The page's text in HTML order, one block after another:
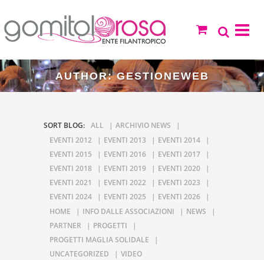
AUTHOR: GESTIONEWEB
SORT BLOG: ALL
ARCHIVIO NEWS
EVENTI 2012
EVENTI 2013
EVENTI 2014
EVENTI 2015
EVENTI 2016
EVENTI 2017
EVENTI 2018
EVENTI 2019
EVENTI 2020
EVENTI 2021
EVENTI 2022
EVENTI 2023
EVENTI 2024
EVENTI 2025
EVENTI 2026
HOME
INFO DALLE ASSOCIAZIONI
NEWS
PARTNER
PROGETTI
PROGETTI MAGLIA SOLIDALE
UNCATEGORIZED
VIDEO